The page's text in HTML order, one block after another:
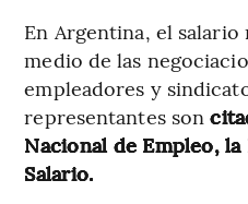
En Argentina, el
medio de las
empleadores y
representantes son
Nacional de Empleo,
Salario.